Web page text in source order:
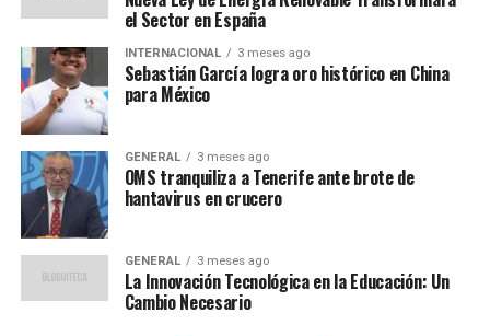
hago la misma función que
haría cualquier militar
profesional. De hecho, en
mi sección el único
reservista soy yo.”
Educación y formación en el
Ejército del Aire
el Sector en España
INTERNACIONAL 3 meses ago
Sebastián García logra oro histórico en China
para México
GENERAL 3 meses ago
OMS tranquiliza a Tenerife ante brote de
hantavirus en crucero
GENERAL 3 meses ago
La Innovación Tecnológica en la Educación: Un
Cambio Necesario